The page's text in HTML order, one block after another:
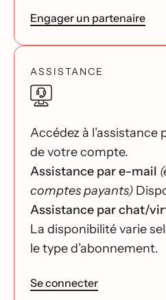
Engager un partenaire
ASSISTANCE
Accédez à l’assistance
de votre compte.
Assistance par e-mail
comptes payants)
Assistance par chat/
La disponibilité varie
le type d’abonnement.
Se connecter